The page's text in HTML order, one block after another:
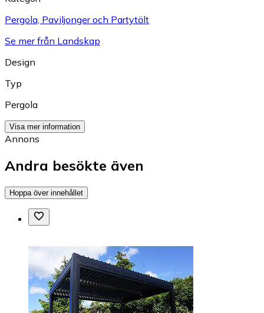
Pergola, Paviljonger och Partytält
Se mer från Landskap
Design
Typ
Pergola
Visa mer information
Annons
Andra besökte även
Hoppa över innehållet